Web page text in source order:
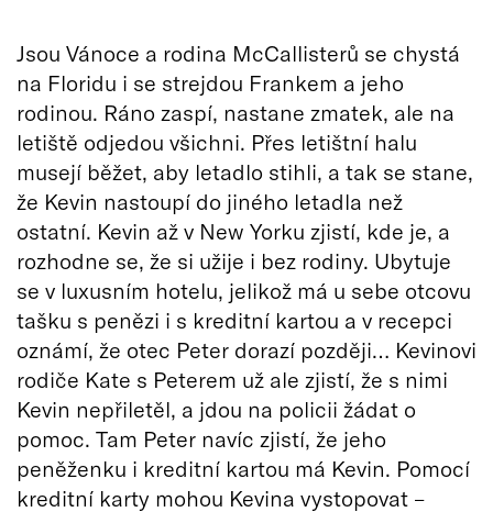
Jsou Vánoce a rodina McCallisterů se chystá
na Floridu i se strejdou Frankem a jeho
rodinou. Ráno zaspí, nastane zmatek, ale na
letiště odjedou všichni. Přes letištní halu
musejí běžet, aby letadlo stihli, a tak se stane,
že Kevin nastoupí do jiného letadla než
ostatní. Kevin až v New Yorku zjistí, kde je, a
rozhodne se, že si užije i bez rodiny. Ubytuje
se v luxusním hotelu, jelikož má u sebe otcovu
tašku s penězi i s kreditní kartou a v recepci
oznámí, že otec Peter dorazí později… Kevinovi
rodiče Kate s Peterem už ale zjistí, že s nimi
Kevin nepřiletěl, a jdou na policii žádat o
pomoc. Tam Peter navíc zjistí, že jeho
peněženku i kreditní kartou má Kevin. Pomocí
kreditní karty mohou Kevina vystopovat –